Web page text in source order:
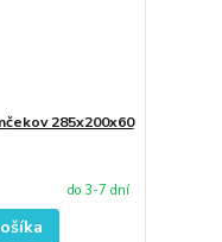
285x200x60
do 3-7 dní